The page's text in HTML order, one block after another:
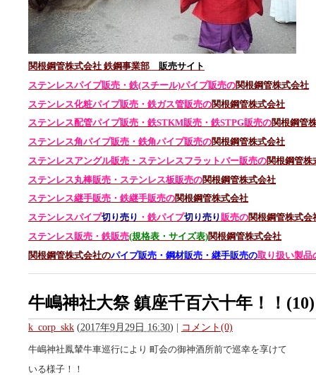
関根鋼管株式会社 鉄鋼事業部 販売サイト
ステンレスパイプ販売・鉄(スチール)パイプ販売の関根鋼管株式会社
ステンレス化粧パイプ販売・鉄ガス管販売の関根鋼管株式会社
ステンレス配管パイプ販売・鉄STKM販売・鉄STPG販売の関根鋼管
ステンレス角パイプ販売・鉄角パイプ販売の関根鋼管株式会社
ステンレスアングル販売・ ステンレスフラットバー販売の関根鋼管株
ステンレス丸棒販売・ ステンレス板販売の関根鋼管株式会社
ステンレス継手販売・鉄継手販売の関根鋼管株式会社
ステンレスパイプ切り売り ・鉄パイプ切り売り販売の関根鋼管株式会
ステンレス販売・鉄販売(規格表・サイズ表)関根鋼管株式会社
関根鋼管株式会社のパイプ販売・鋼材販売・継手販売の取り扱い製品
牛嶋神社大祭 鎮座千百六十年！！(10)
k_corp_skk (2017年9月29日 16:30) | コメント(0)
牛嶋神社鳳輦牛車巡行により 町会の御神酒所前で巡幸を享けて
いる様子！！